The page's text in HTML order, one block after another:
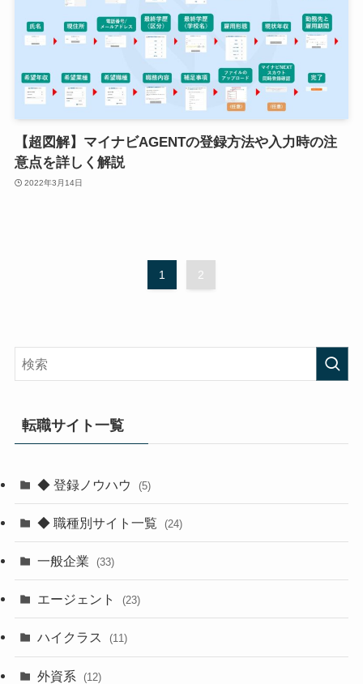
【超図解】マイナビAGENTの登録方法や入力時の注
意点を詳しく解説
2022年3月14日
1 2
転職サイト一覧
◆ 登録ノウハウ (5)
◆ 職種別サイト一覧 (24)
一般企業 (33)
エージェント (23)
ハイクラス (11)
外資系 (12)